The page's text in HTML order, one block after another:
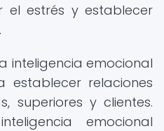
el estrés y establecer
inteligencia emocional
relaciones
superiores y clientes.
emocional